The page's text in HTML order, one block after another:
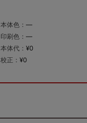
本体色： —
印刷色： —
本体代： ¥0
校正： ¥0